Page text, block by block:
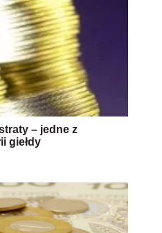
– jedne z
giełdy